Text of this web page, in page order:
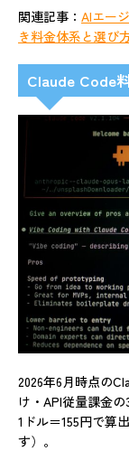
関連記事： AIエー
き料金体系と選び
Claude Code
2026年6月時点の
け・API従量課金
1ドル＝155円で算
す）。